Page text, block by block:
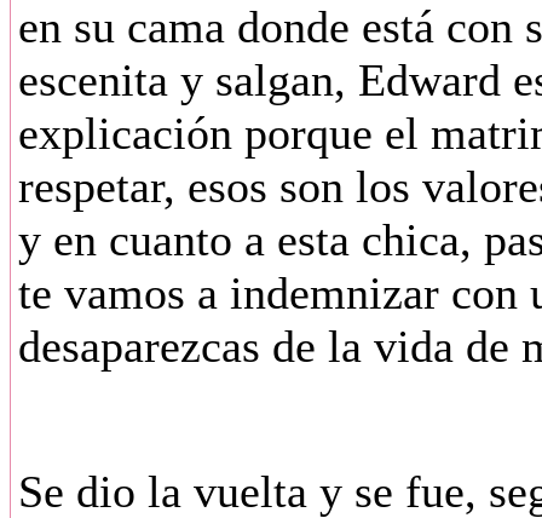
en su cama donde está con
escenita y salgan, Edward
explicación porque el
respetar, esos son los
y en cuanto a esta chica,
te vamos a indemnizar con
desaparezcas de la vida
Se dio la vuelta y se fue,